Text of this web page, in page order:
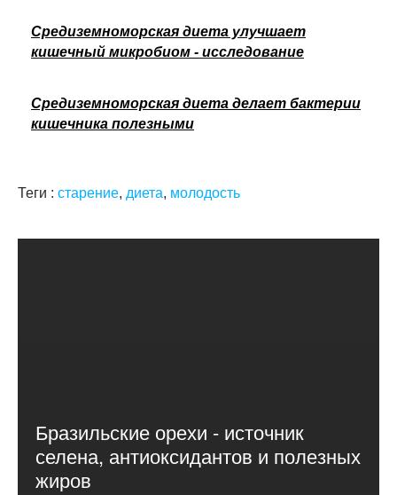
Средиземноморская диета улучшает
кишечный микробиом - исследование
Средиземноморская диета делает бактерии
кишечника полезными
Теги : старение, диета, молодость
Бразильские орехи - источник
селена, антиоксидантов и полезных
жиров